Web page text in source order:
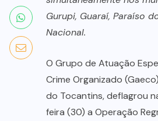
Gurupi, Guaraí, Paraíso
Nacional.
O Grupo de Atuação
Crime Organizado
do Tocantins, deflagrou
feira (30) a Operação